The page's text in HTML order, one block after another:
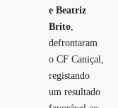
e Beatriz
Brito
defrontaram
o CF Caniçal,
registando
um resultado